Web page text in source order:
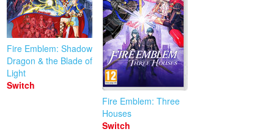
Fire Emblem: Shadow
Dragon & the Blade of
Light
Switch
Fire Emblem: Three
Houses
Switch